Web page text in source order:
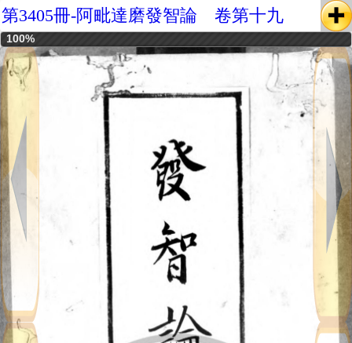
第3405冊-阿毗達磨發智論 卷第十九
100%